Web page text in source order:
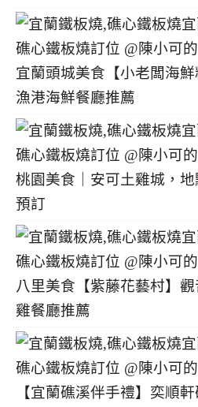
宜蘭頭城美食【小老闆海
漁港海鮮餐廳推薦
桃園美食｜安可土雞城，
預訂
八里美食【紫藤花藝村】
雞餐廳推薦
【宜蘭礁溪伴手禮】奕順